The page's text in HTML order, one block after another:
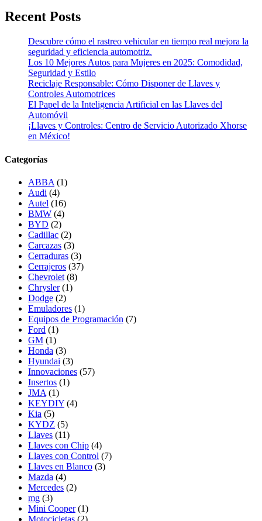
Recent Posts
Descubre cómo el rastreo vehicular en tiempo real mejora la
seguridad y eficiencia automotriz.
Los 10 Mejores Autos para Mujeres en 2025: Comodidad,
Seguridad y Estilo
Reciclaje Responsable: Cómo Disponer de Llaves y
Controles Automotrices
El Papel de la Inteligencia Artificial en las Llaves del
Automóvil
¡Llaves y Controles: Centro de Servicio Autorizado Xhorse
en México!
Categorías
ABBA (1)
Audi (4)
Autel (16)
BMW (4)
BYD (2)
Cadillac (2)
Carcazas (3)
Cerraduras (3)
Cerrajeros (37)
Chevrolet (8)
Chrysler (1)
Dodge (2)
Emuladores (1)
Equipos de Programación (7)
Ford (1)
GM (1)
Honda (3)
Hyundai (3)
Innovaciones (57)
Insertos (1)
JMA (1)
KEYDIY (4)
Kia (5)
KYDZ (5)
Llaves (11)
Llaves con Chip (4)
Llaves con Control (7)
Llaves en Blanco (3)
Mazda (4)
Mercedes (2)
mg (3)
Mini Cooper (1)
Motocicletas (2)